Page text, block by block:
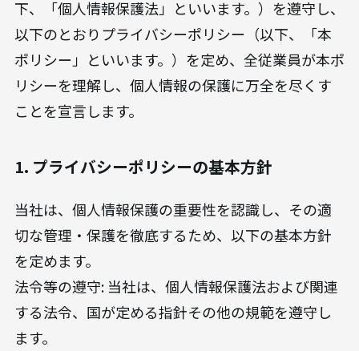
下、「個人情報保護法」といいます。）を遵守し、
以下のとおりプライバシーポリシー（以下、「本
ポリシー」といいます。）を定め、全従業員が本ポ
リシーを理解し、個人情報の保護に万全を尽くす
ことを宣言します。
1. プライバシーポリシーの基本方針
当社は、個人情報保護の重要性を認識し、その適
切な管理・保護を徹底するため、以下の基本方針
を定めます。
法令等の遵守: 当社は、個人情報保護法および関連
する法令、国が定める指針その他の規範を遵守し
ます。